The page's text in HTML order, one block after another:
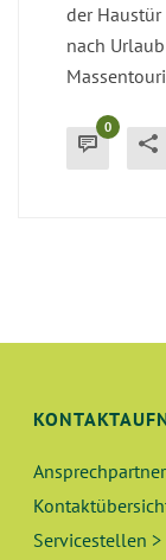
der
nach
0
Servicestellen >